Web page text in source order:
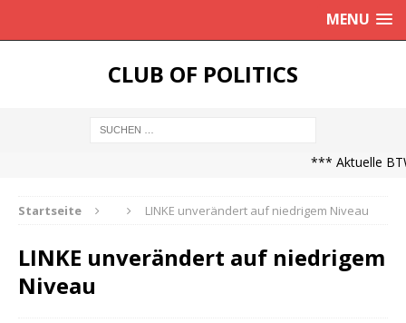
MENU
CLUB OF POLITICS
*** Aktuelle
Startseite LINKE unverändert auf niedrigem Niveau
LINKE unverändert auf niedrigem
Niveau